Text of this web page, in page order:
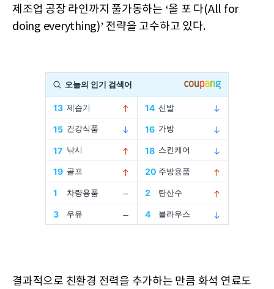
제조업 공장 라인까지 풀가동하는 ‘올 포 다(All for
doing everything)’ 전략을 고수하고 있다.
결과적으로 친환경 전력을 추가하는 만큼 화석 연료도